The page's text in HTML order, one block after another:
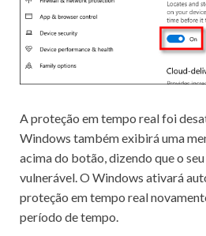
A proteção em tempo real foi
Windows também exibirá uma
acima do botão, dizendo que o
vulnerável.O Windows ativará
proteção em tempo real
período de tempo.